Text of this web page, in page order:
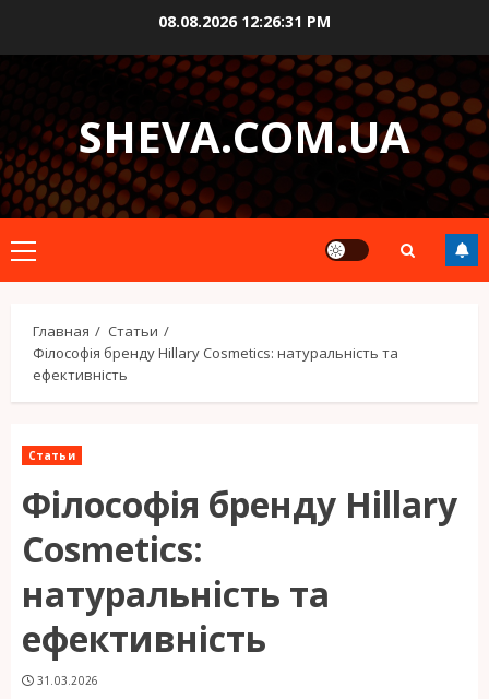
содержимому
08.08.2026 12:26:32 PM
SHEVA.COM.UA
Основное
меню
Главная
Статьи
Філософія бренду Hillary Cosmetics: натуральність та
ефективність
Статьи
Філософія бренду Hillary
Cosmetics:
натуральність та
ефективність
31.03.2026